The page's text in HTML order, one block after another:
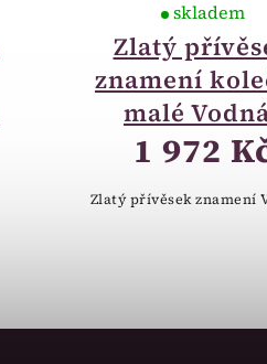
Zlatý
znamení
malé
skladem
1 972
Zlatý přívěsek znamení